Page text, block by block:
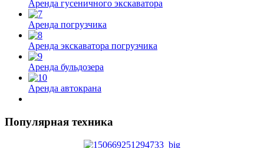
Аренда гусеничного экскаватора
Аренда погрузчика
Аренда экскаватора погрузчика
Аренда бульдозера
Аренда автокрана
Популярная техника